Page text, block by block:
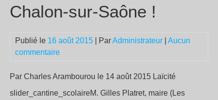
Chalon-sur-Saône !
Publié le 16 août 2015 | ParAdministrateur
Aucun
commentaire
Par Charles Arambourou le 14 août 2015 Laïcité
slider_cantine_scolaireM. Gilles Platret, maire (Les